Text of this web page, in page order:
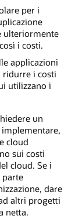
per i
ulteriormente
i costi.
applicazioni
ridurre i costi
utilizzano i
un
cloud
sui costi
cloud. Se i
parte
dare
altri progetti
netta.